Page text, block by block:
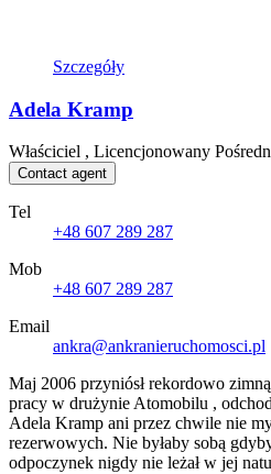
Szczegóły
Adela Kramp
Właściciel , Licencjonowany
Contact agent
Tel
+48 607 289 287
Mob
+48 607 289 287
Email
ankra@ankranieruchomosci.pl
Maj 2006 przyniósł rekordowo
pracy w drużynie Atomobilu ,
Adela Kramp ani przez chwile nie
rezerwowych. Nie byłaby sobą
odpoczynek nigdy nie leżał w jej